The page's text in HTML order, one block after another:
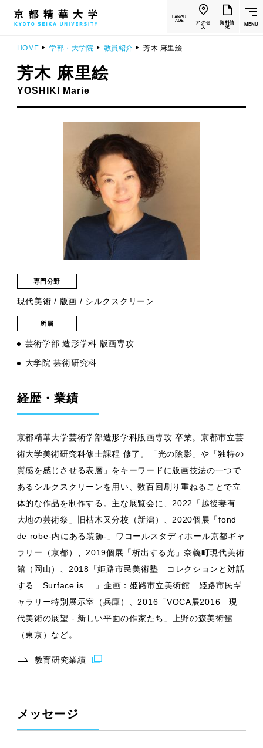
LANGU
AGE
アクセ
ス
資料請
求
MENU
HOME 学部・大学院 教員紹介 芳木 麻里絵
芳木 麻里絵
YOSHIKI Marie
専門分野
現代美術 / 版画 / シルクスクリーン
所属
芸術学部 造形学科 版画専攻
大学院 芸術研究科
経歴・業績
京都精華大学芸術学部造形学科版画専攻 卒業。京都市立芸
術大学美術研究科修士課程 修了。「光の陰影」や「独特の
質感を感じさせる表層」をキーワードに版画技法の一つで
あるシルクスクリーンを用い、数百回刷り重ねることで立
体的な作品を制作する。主な展覧会に、2022「越後妻有
大地の芸術祭」旧枯木又分校（新潟）、2020個展「fond
de robe-内にある装飾-」ワコールスタディホール京都ギャ
ラリー（京都）、2019個展「析出する光」奈義町現代美術
館（岡山）、2018「姫路市民美術塾 コレクションと対話
する Surface is …」企画：姫路市立美術館 姫路市民ギ
ャラリー特別展示室（兵庫）、2016「VOCA展2016 現
代美術の展望 - 新しい平面の作家たち」上野の森美術館
（東京）など。
教育研究業績
メッセージ